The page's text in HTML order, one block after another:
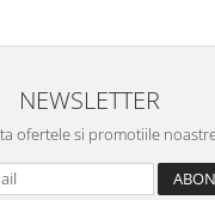
NEWSLETTER
ofertele si promotiile